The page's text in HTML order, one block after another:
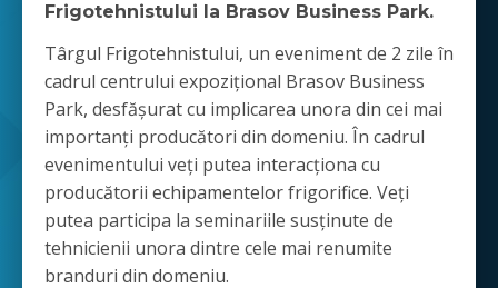
Frigotehnistului la Brasov Business Park.
Târgul Frigotehnistului, un eveniment de 2 zile în
cadrul centrului expoziţional Brasov Business
Park, desfăşurat cu implicarea unora din cei mai
importanţi producători din domeniu. În cadrul
evenimentului veţi putea interacţiona cu
producătorii echipamentelor frigorifice. Veţi
putea participa la seminariile susţinute de
tehnicienii unora dintre cele mai renumite
branduri din domeniu.